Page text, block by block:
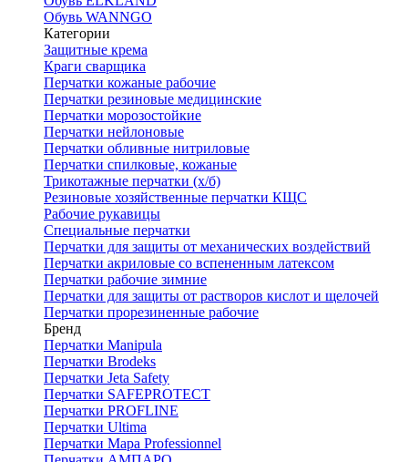
Обувь WANNGO
Категории
Защитные крема
Краги сварщика
Перчатки кожаные рабочие
Перчатки резиновые медицинские
Перчатки морозостойкие
Перчатки нейлоновые
Перчатки обливные нитриловые
Перчатки спилковые, кожаные
Трикотажные перчатки (х/б)
Резиновые хозяйственные перчатки КЩС
Рабочие рукавицы
Специальные перчатки
Перчатки для защиты от механических воздействий
Перчатки акриловые со вспененным латексом
Перчатки рабочие зимние
Перчатки для защиты от растворов кислот и щелочей
Перчатки прорезиненные рабочие
Бренд
Перчатки Manipula
Перчатки Brodeks
Перчатки Jeta Safety
Перчатки SAFEPROTECT
Перчатки PROFLINE
Перчатки Ultima
Перчатки Мара Professionnel